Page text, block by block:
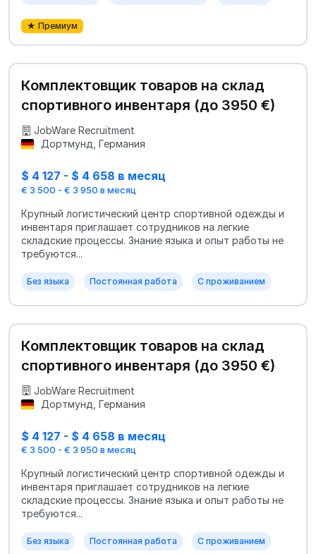
★ Премиум
Комплектовщик товаров на склад
спортивного инвентаря (до 3950 €)
JobWare Recruitment
Дортмунд, Германия
$ 4 127 - $ 4 658 в месяц
€ 3 500 - € 3 950 в месяц
Крупный логистический центр спортивной одежды и
инвентаря приглашает сотрудников на легкие
складские процессы. Знание языка и опыт работы не
требуются...
Без языка Постоянная работа С проживанием
Комплектовщик товаров на склад
спортивного инвентаря (до 3950 €)
JobWare Recruitment
Дортмунд, Германия
$ 4 127 - $ 4 658 в месяц
€ 3 500 - € 3 950 в месяц
Крупный логистический центр спортивной одежды и
инвентаря приглашает сотрудников на легкие
складские процессы. Знание языка и опыт работы не
требуются...
Без языка Постоянная работа С проживанием